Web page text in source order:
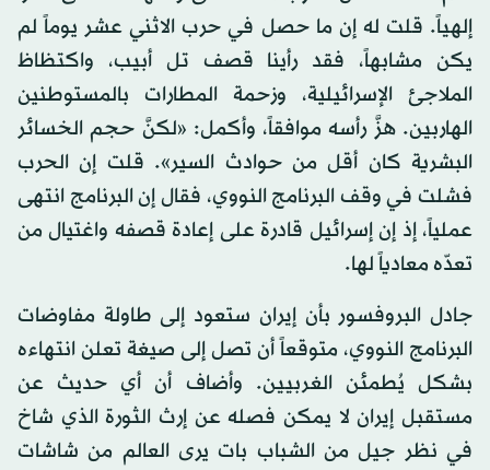
إلهياً. قلت له إن ما حصل في حرب الاثني عشر يوماً لم
يكن مشابهاً، فقد رأينا قصف تل أبيب، واكتظاظ
الملاجئ الإسرائيلية، وزحمة المطارات بالمستوطنين
الهاربين. هزَّ رأسه موافقاً، وأكمل: «لكنَّ حجم الخسائر
البشرية كان أقل من حوادث السير». قلت إن الحرب
فشلت في وقف البرنامج النووي، فقال إن البرنامج انتهى
عملياً، إذ إن إسرائيل قادرة على إعادة قصفه واغتيال من
تعدّه معادياً لها.
جادل البروفسور بأن إيران ستعود إلى طاولة مفاوضات
البرنامج النووي، متوقعاً أن تصل إلى صيغة تعلن انتهاءه
بشكل يُطمئن الغربيين. وأضاف أن أي حديث عن
مستقبل إيران لا يمكن فصله عن إرث الثورة الذي شاخ
في نظر جيل من الشباب بات يرى العالم من شاشات